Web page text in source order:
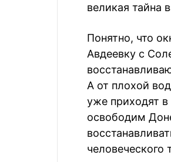
великая тайна
Понятно, что
Авдеевку с
А от плохой
уже приходят в
освободим
человеческого